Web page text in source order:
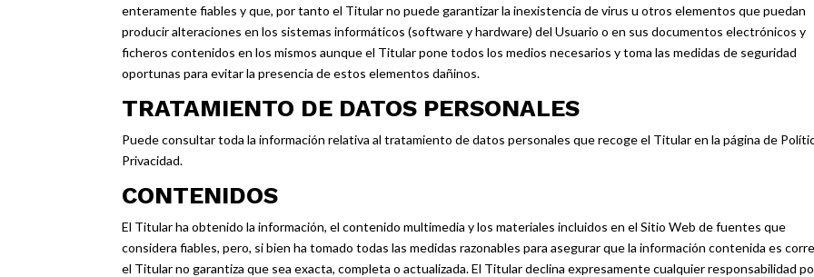
enteramente fiables y que, por tanto el Titular no puede garantizar la inexistencia de virus u otros elementos que puedan
producir alteraciones en los sistemas informáticos (software y hardware) del Usuario o en sus documentos electrónicos y
ficheros contenidos en los mismos aunque el Titular pone todos los medios necesarios y toma las medidas de seguridad
oportunas para evitar la presencia de estos elementos dañinos.
TRATAMIENTO DE DATOS PERSONALES
Puede consultar toda la información relativa al tratamiento de datos personales que recoge el Titular en la página de
Privacidad.
CONTENIDOS
El Titular ha obtenido la información, el contenido multimedia y los materiales incluidos en el Sitio Web de fuentes que
considera fiables, pero, si bien ha tomado todas las medidas razonables para asegurar que la información contenida es
el Titular no garantiza que sea exacta, completa o actualizada. El Titular declina expresamente cualquier responsabilidad